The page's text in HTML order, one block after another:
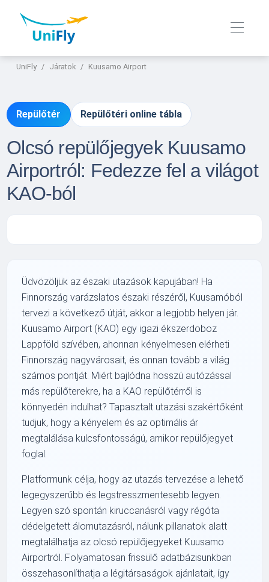
UniFly Járatok Kuusamo Airport
Repülőtér Repülőtéri online tábla
Olcsó repülőjegyek Kuusamo
Airportról: Fedezze fel a világot
KAO-ból
Üdvözöljük az északi utazások kapujában! Ha
Finnország varázslatos északi részéről, Kuusamóból
tervezi a következő útját, akkor a legjobb helyen jár.
Kuusamo Airport (KAO) egy igazi ékszerdoboz
Lappföld szívében, ahonnan kényelmesen elérheti
Finnország nagyvárosait, és onnan tovább a világ
számos pontját. Miért bajlódna hosszú autózással
más repülőterekre, ha a KAO repülőtérről is
könnyedén indulhat? Tapasztalt utazási szakértőként
tudjuk, hogy a kényelem és az optimális ár
megtalálása kulcsfontosságú, amikor repülőjegyet
foglal.
Platformunk célja, hogy az utazás tervezése a lehető
legegyszerűbb és legstresszmentesebb legyen.
Legyen szó spontán kiruccanásról vagy régóta
dédelgetett álomutazásról, nálunk pillanatok alatt
megtalálhatja az olcsó repülőjegyeket Kuusamo
Airportról. Folyamatosan frissülő adatbázisunkban
összehasonlíthatja a légitársaságok ajánlatait, így